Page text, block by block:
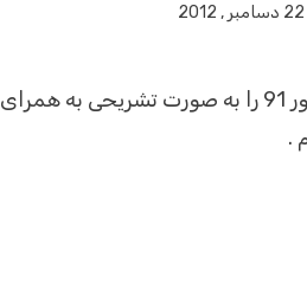
22 دسامبر , 2012
امروز نمونه سوالات ریاضی سوم نوبت دوم شهریور 91 را به صورت تشریحی به همرای
.